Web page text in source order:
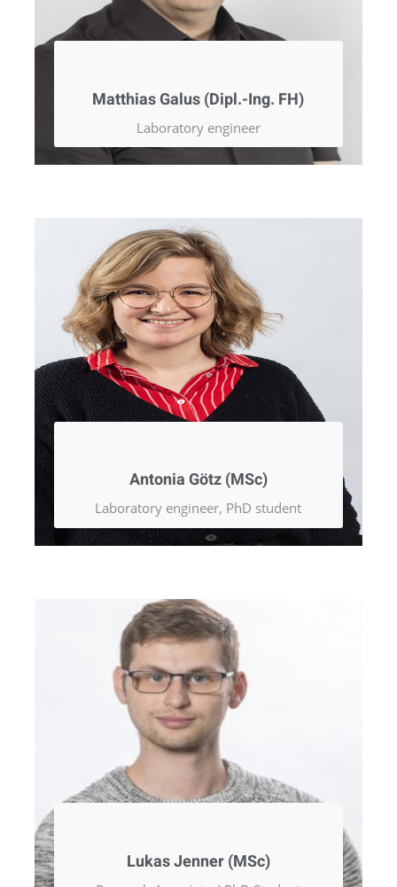
Matthias Galus (Dipl.-Ing. FH)
Laboratory engineer
Antonia Götz (MSc)
Laboratory engineer, PhD student
Lukas Jenner (MSc)